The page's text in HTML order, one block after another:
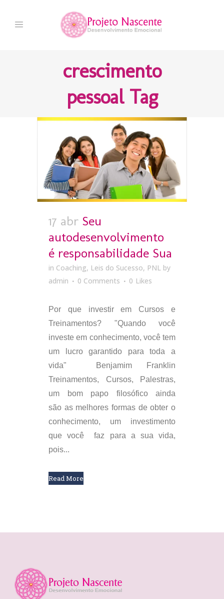
crescimento
pessoal Tag
17 abr Seu
autodesenvolvimento
é responsabilidade Sua
in Coaching, Leis do Sucesso, PNL by
admin
0 Comments 0 Likes
Por que investir em Cursos e
Treinamentos? "Quando você
investe em conhecimento, você tem
um lucro garantido para toda a
vida" Benjamim Franklin
Treinamentos, Cursos, Palestras,
um bom papo filosófico ainda
são as melhores formas de obter o
conhecimento, um investimento
que você faz para a sua vida,
pois...
Read More